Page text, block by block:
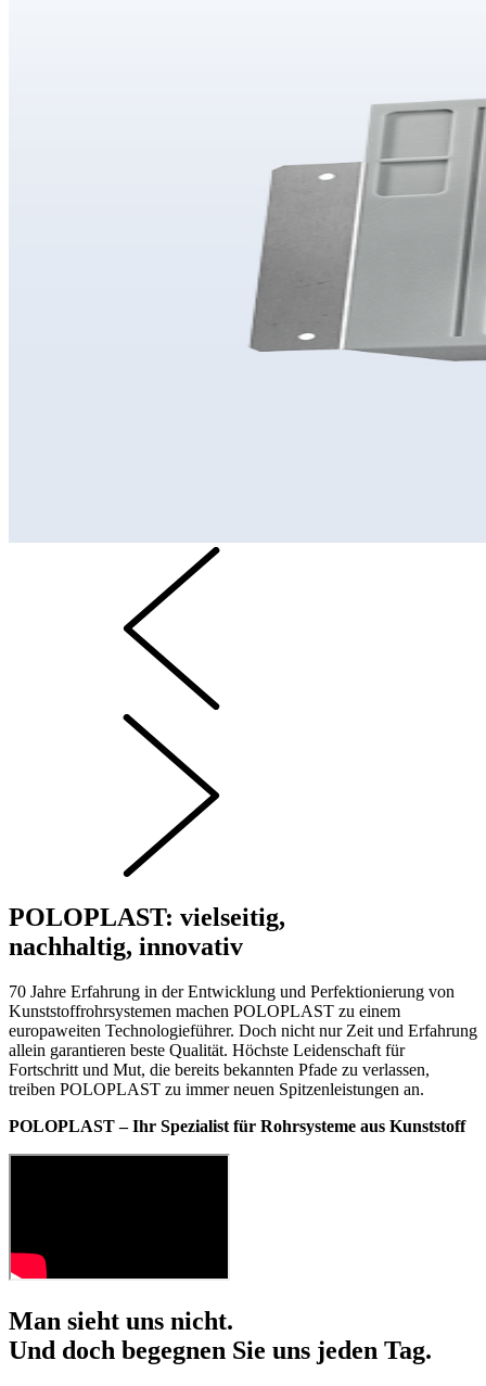
POLOPLAST: vielseitig,
nachhaltig, innovativ
70 Jahre Erfahrung in der Entwicklung und Perfektionierung von
Kunststoffrohrsystemen machen POLOPLAST zu einem
europaweiten Technologieführer. Doch nicht nur Zeit und Erfahrung
allein garantieren beste Qualität. Höchste Leidenschaft für
Fortschritt und Mut, die bereits bekannten Pfade zu verlassen,
treiben POLOPLAST zu immer neuen Spitzenleistungen an.
POLOPLAST – Ihr Spezialist für Rohrsysteme aus Kunststoff
Man sieht uns nicht.
Und doch begegnen Sie uns jeden Tag.